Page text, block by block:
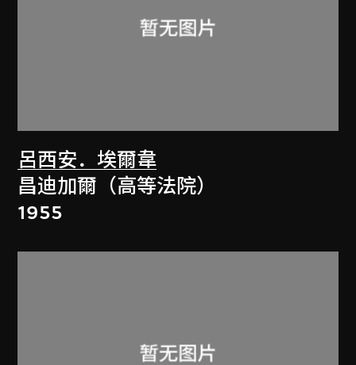
呂西安．埃爾韋
昌迪加爾（高等法院）
1955